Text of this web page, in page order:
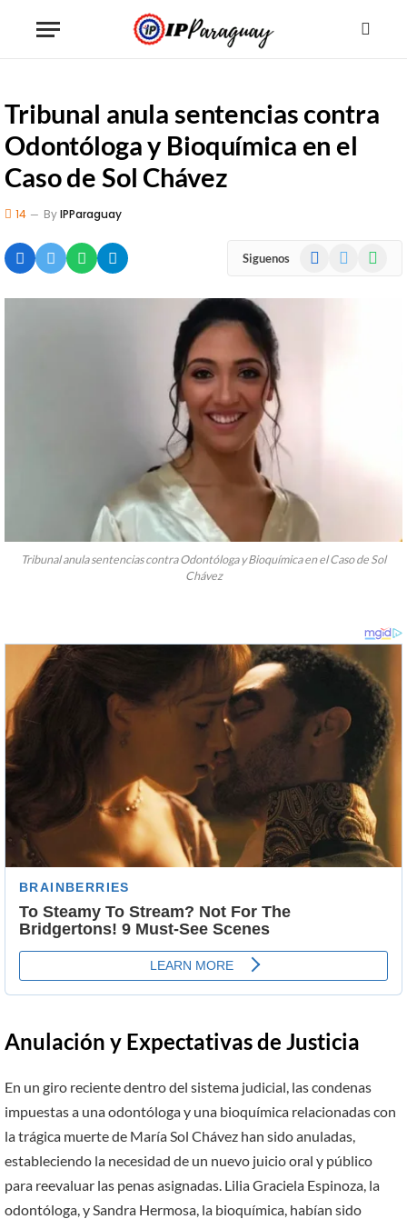
Tribunal anula sentencias contra
Odontóloga y Bioquímica en el
Caso de Sol Chávez
14 ByIPParaguay
Siguenos Facebook
Tribunal anula sentencias contra Odontóloga y Bioquímica en el Caso de Sol
Chávez
Anulación y Expectativas de Justicia
En un giro reciente dentro del sistema judicial, las condenas
impuestas a una odontóloga y una bioquímica relacionadas con
la trágica muerte de María Sol Chávez han sido anuladas,
estableciendo la necesidad de un nuevo juicio oral y público
para reevaluar las penas asignadas. Lilia Graciela Espinoza, la
odontóloga, y Sandra Hermosa, la bioquímica, habían sido